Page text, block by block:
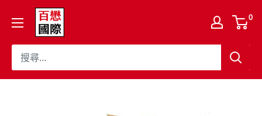
百
懋
國
際
股
0